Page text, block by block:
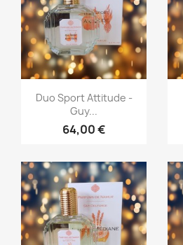
Aperçu rapide
Duo Sport Attitude -
Guy...
64,00 €